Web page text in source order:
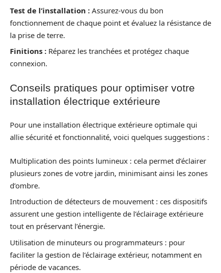
Test de l’installation : Assurez-vous du bon
fonctionnement de chaque point et évaluez la résistance de
la prise de terre.
Finitions : Réparez les tranchées et protégez chaque
connexion.
Conseils pratiques pour optimiser votre
installation électrique extérieure
Pour une installation électrique extérieure optimale qui
allie sécurité et fonctionnalité, voici quelques suggestions :
Multiplication des points lumineux : cela permet d’éclairer
plusieurs zones de votre jardin, minimisant ainsi les zones
d’ombre.
Introduction de détecteurs de mouvement : ces dispositifs
assurent une gestion intelligente de l’éclairage extérieure
tout en préservant l’énergie.
Utilisation de minuteurs ou programmateurs : pour
faciliter la gestion de l’éclairage extérieur, notamment en
période de vacances.